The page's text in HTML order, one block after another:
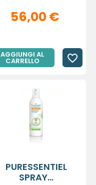
56,00 €
AGGIUNGI AL
CARRELLO favorite_border
PURESSENTIEL
SPRAY...